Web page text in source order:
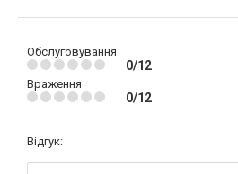
Обслуговування
0/12
Враження
0/12
Відгук: